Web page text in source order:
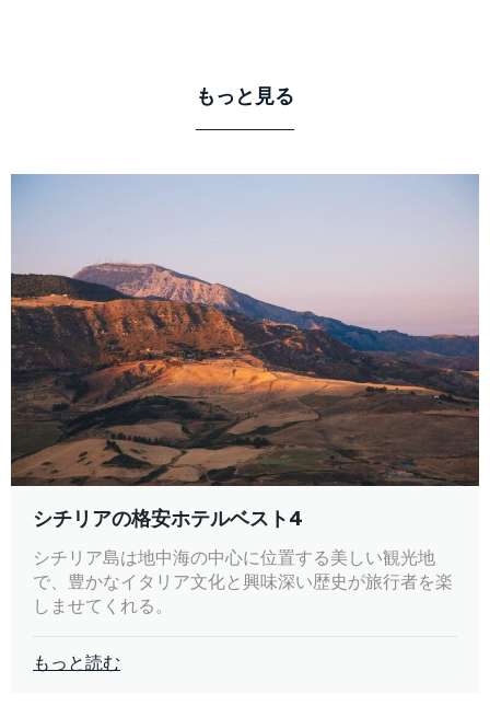
もっと見る
シチリアの格安ホテルベスト4
シチリア島は地中海の中心に位置する美しい観光地
で、豊かなイタリア文化と興味深い歴史が旅行者を楽
しませてくれる。
もっと読む